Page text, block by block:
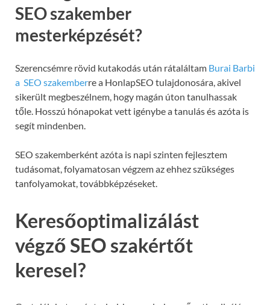
SEO szakember
mesterképzését?
Szerencsémre rövid kutakodás után rátaláltam Burai Barbi
a SEO szakemberre a HonlapSEO tulajdonosára, akivel
sikerült megbeszélnem, hogy magán úton tanulhassak
tőle. Hosszú hónapokat vett igénybe a tanulás és azóta is
segít mindenben.
SEO szakemberként azóta is napi szinten fejlesztem
tudásomat, folyamatosan végzem az ehhez szükséges
tanfolyamokat, továbbképzéseket.
Keresőoptimalizálást
végző SEO szakértőt
keresel?